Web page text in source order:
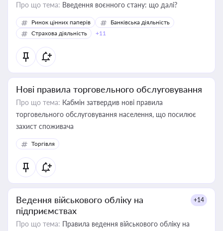
Про що тема: Введення воєнного стану: що далі?
Ринок цінних паперів
Банківська діяльність
Страхова діяльність
+11
Нові правила торговельного обслуговування
Про що тема: Кабмін затвердив нові правила
торговельного обслуговування населення, що посилює
захист споживача
Торгівля
Ведення військового обліку на
підприємствах
+14
Про що тема: Правила ведення військового обліку на